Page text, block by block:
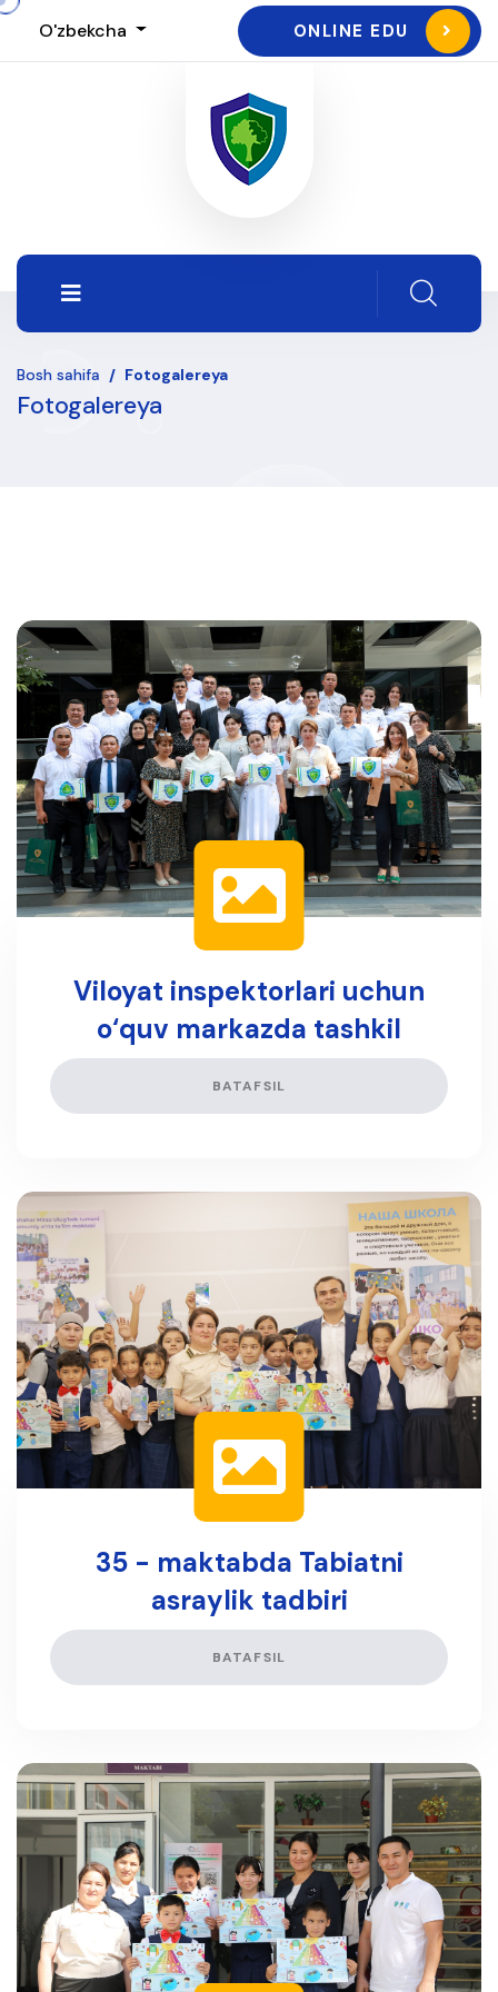
O'zbekcha ONLINE EDU
Bosh sahifa / Fotogalereya
Fotogalereya
Viloyat inspektorlari uchun
o‘quv markazda tashkil
etilgan malaka oshirish
BATAFSIL
35 - maktabda Tabiatni
asraylik tadbiri
BATAFSIL